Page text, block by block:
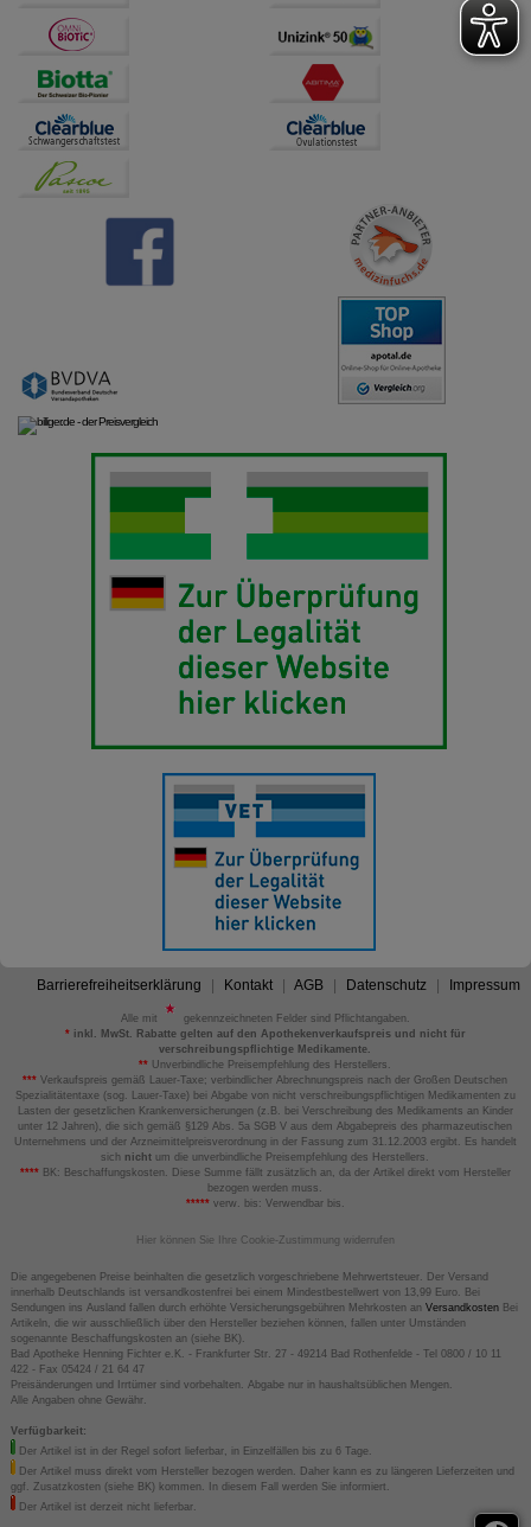
Barrierefreiheitserklärung Kontakt AGB Datenschutz Impressum
Alle mit
gekennzeichneten Felder sind Pflichtangaben.
*inkl. MwSt. Rabatte gelten auf den Apothekenverkaufspreis und nicht für
verschreibungspflichtige Medikamente.
** Unverbindliche Preisempfehlung des Herstellers.
*** Verkaufspreis gemäß Lauer-Taxe; verbindlicher Abrechnungspreis nach der Großen Deutschen
Spezialitätentaxe (sog. Lauer-Taxe) bei Abgabe von nicht verschreibungspflichtigen Medikamenten zu
Lasten der gesetzlichen Krankenversicherungen (z.B. bei Verschreibung des Medikaments an Kinder
unter 12 Jahren), die sich gemäß §129 Abs. 5a SGB V aus dem Abgabepreis des pharmazeutischen
Unternehmens und der Arzneimittelpreisverordnung in der Fassung zum 31.12.2003 ergibt. Es handelt
sich nicht um die unverbindliche Preisempfehlung des Herstellers.
****BK: Beschaffungskosten. Diese Summe fällt zusätzlich an, da der Artikel direkt vom Hersteller
bezogen werden muss.
*****verw. bis: Verwendbar bis.
Hier können Sie Ihre Cookie-Zustimmung widerrufen
Die angegebenen Preise beinhalten die gesetzlich vorgeschriebene Mehrwertsteuer. Der Versand
innerhalb Deutschlands ist versandkostenfrei bei einem Mindestbestellwert von 13,99 Euro. Bei
Sendungen ins Ausland fallen durch erhöhte Versicherungsgebühren Mehrkosten an VersandkostenBei
Artikeln, die wir ausschließlich über den Hersteller beziehen können, fallen unter Umständen
sogenannte Beschaffungskosten an (siehe BK).
Bad Apotheke Henning Fichter e.K. - Frankfurter Str. 27 - 49214 Bad Rothenfelde - Tel 0800 / 10 11
422 - Fax 05424 / 21 64 47
Preisänderungen und Irrtümer sind vorbehalten. Abgabe nur in haushaltsüblichen Mengen.
Alle Angaben ohne Gewähr.
Verfügbarkeit:
Der Artikel ist in der Regel sofort lieferbar, in Einzelfällen bis zu 6 Tage.
Der Artikel muss direkt vom Hersteller bezogen werden. Daher kann es zu längeren Lieferzeiten und
ggf. Zusatzkosten (siehe BK) kommen. In diesem Fall werden Sie informiert.
Der Artikel ist derzeit nicht lieferbar.